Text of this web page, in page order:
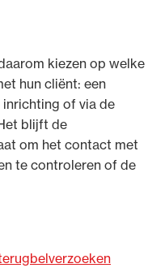
kiezen op welke
hun cliënt: een
of via de
blijft de
om het contact met
te controleren of de